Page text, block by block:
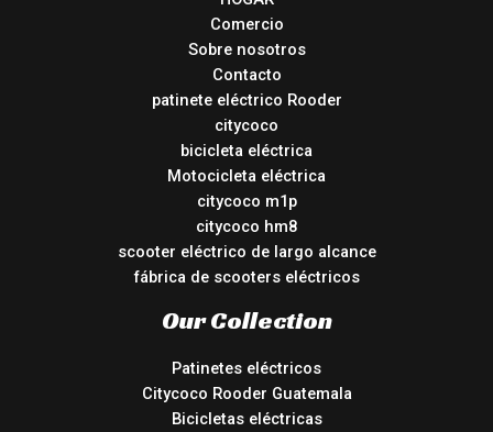
Comercio
Sobre nosotros
Contacto
patinete eléctrico Rooder
citycoco
bicicleta eléctrica
Motocicleta eléctrica
citycoco m1p
citycoco hm8
scooter eléctrico de largo alcance
fábrica de scooters eléctricos
Our Collection
Patinetes eléctricos
Citycoco Rooder Guatemala
Bicicletas eléctricas